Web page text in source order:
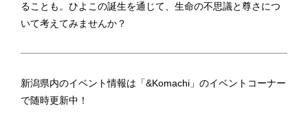
ることも。ひよこの誕生を通じて、生命の不思議と尊さにつ
いて考えてみませんか？
新潟県内のイベント情報は「&Komachi」のイベントコーナー
で随時更新中！